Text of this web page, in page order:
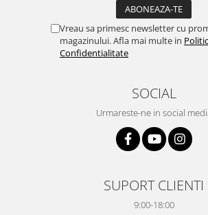
Vreau sa primesc newsletter cu
magazinului. Afla mai multe in
Confidentialitate
SOCIAL
Urmareste-ne in social
SUPORT CLIENTI
9:00-18:00